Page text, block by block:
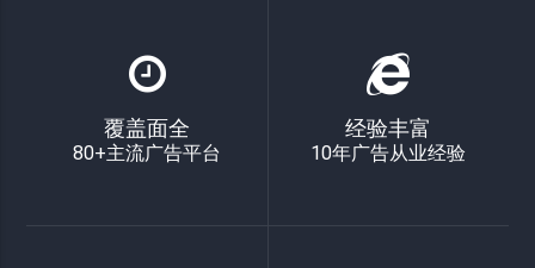
覆盖面全
80+主流广告平台
经验丰富
10年广告从业经验